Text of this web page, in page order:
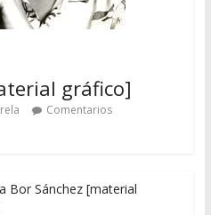
gráfico]
Comentarios
Bor Sánchez [material